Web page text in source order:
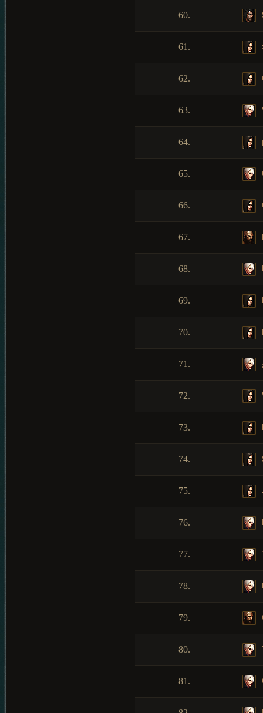
60.
61.
62.
63.
64.
65.
66.
67.
68.
69.
70.
71.
72.
73.
74.
75.
76.
77.
78.
79.
80.
81.